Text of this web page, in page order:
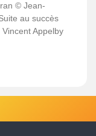
© Jean-
au succès
Appelby